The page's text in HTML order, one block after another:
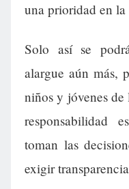
una prioridad en
Solo así se
alargue aún más,
niños y jóvenes
responsabilidad
toman las
exigir